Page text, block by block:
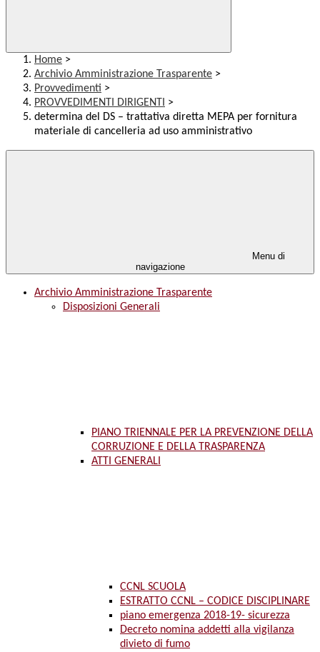
Home >
Archivio Amministrazione Trasparente >
Provvedimenti >
PROVVEDIMENTI DIRIGENTI >
determina del DS – trattativa diretta MEPA per fornitura
materiale di cancelleria ad uso amministrativo
Menu di
navigazione
Archivio Amministrazione Trasparente
Disposizioni Generali
PIANO TRIENNALE PER LA PREVENZIONE DELLA
CORRUZIONE E DELLA TRASPARENZA
ATTI GENERALI
CCNL SCUOLA
ESTRATTO CCNL – CODICE DISCIPLINARE
piano emergenza 2018-19- sicurezza
Decreto nomina addetti alla vigilanza
divieto di fumo